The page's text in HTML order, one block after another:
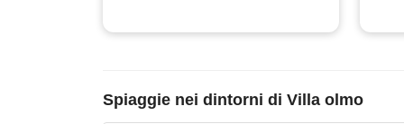
Spiaggie nei dintorni di Villa olmo